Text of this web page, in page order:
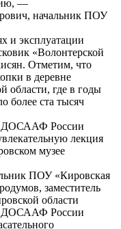
—
начальник ПОУ
и эксплуатации
«Волонтерской
Отметим, что
в деревне
области, где в годы
более ста тысяч
ДОСААФ России
лекция
музее
ПОУ «Кировская
заместитель
области
ДОСААФ России